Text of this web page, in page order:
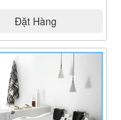
Đặt Hàng